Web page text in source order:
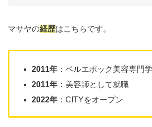
マサヤの経歴はこちらです。
2011年 ：ベルエポック美容専門
2011年 ：美容師として就職
2022年 ：CITYをオープン